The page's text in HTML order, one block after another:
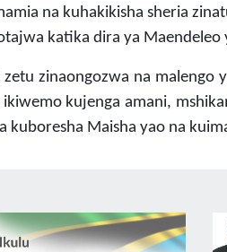
na kuhakikisha sheria
katika dira ya Maendeleo
zetu zinaongozwa na
ikiwemo kujenga amani,
kuboresha Maisha yao na